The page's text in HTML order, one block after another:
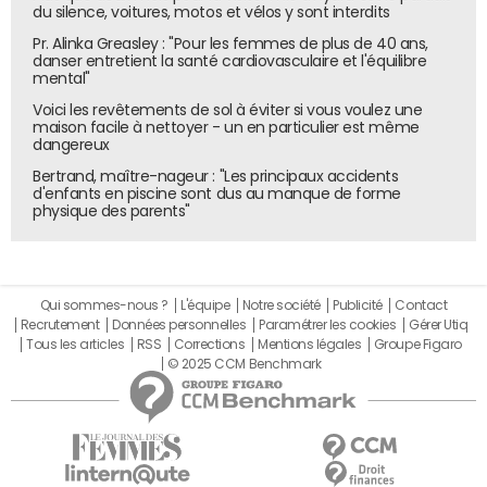
en 2024, a immédiatement affecté les recettes en les
freinant mécaniquement. Son impact sur les dépenses
interviendra ultérieurement, suivant le rythme des
revalorisations des prestations sociales.
Situation contrastée selon les branches
La situation des différentes branches de la Sécurité
sociale s'avère contrastée. La branche vieillesse affiche
branche maladie présente également une dégradation
importante de ses comptes, avec un déficit de
13,8 milliards d'euros en 2024, contre 11,1 milliards d'euros
l'année précédente.
La branche accidents du travail-maladies
professionnelles enregistre une réduction de moitié de
son excédent, qui atteint 700 millions d'euros. De leur
du silence, voitures, motos et vélos y sont interdits
Pr. Alinka Greasley : "Pour les femmes de plus de 40 ans,
danser entretient la santé cardiovasculaire et l'équilibre
mental"
Voici les revêtements de sol à éviter si vous voulez une
maison facile à nettoyer - un en particulier est même
dangereux
Bertrand, maître-nageur : "Les principaux accidents
d'enfants en piscine sont dus au manque de forme
physique des parents"
Qui sommes-nous ? L'équipe Notre société Publicité
Contact
Recrutement
Données personnelles Paramétrer les cookies
Gérer Utiq
Tous les articles
RSS Corrections Mentions légales
Groupe Figaro
© 2025 CCM Benchmark